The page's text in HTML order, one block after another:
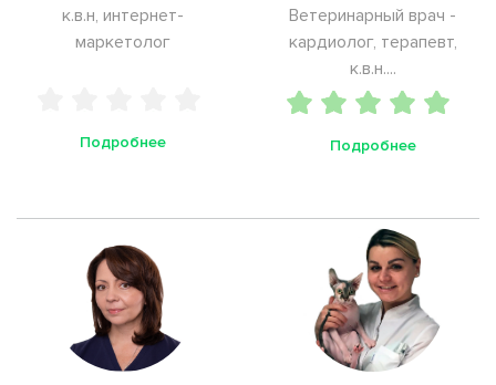
к.в.н, интернет-
маркетолог
Подробнее
Ветеринарный врач -
кардиолог, терапевт,
к.в.н....
Подробнее